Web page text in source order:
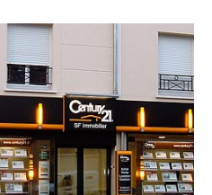
SF Immobilier
de Livry
- 93270
un message